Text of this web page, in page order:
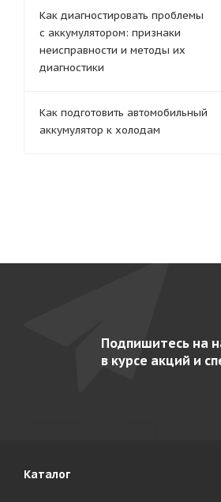
Как диагностировать проблемы
с аккумулятором: признаки
неисправности и методы их
диагностики
Как подготовить автомобильный
аккумулятор к холодам
Подпишитесь на
в курсе акций и
Каталог